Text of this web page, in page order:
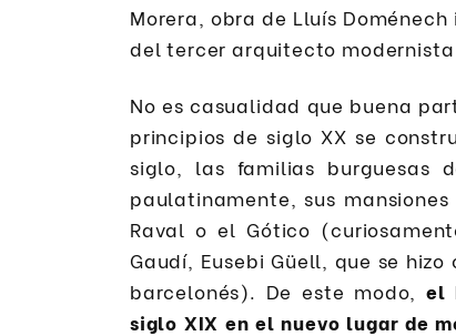
Morera, obra de Lluís
del tercer arquitecto
No es casualidad que buena
principios de siglo XX se
siglo, las familias burguesas
paulatinamente, sus
Raval o el Gótico
Gaudí, Eusebi Güell, que se
barcelonés). De este modo,el
siglo XIX en el nuevo lugar de